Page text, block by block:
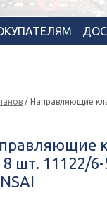
/ Направляющие
8 шт. 11122/